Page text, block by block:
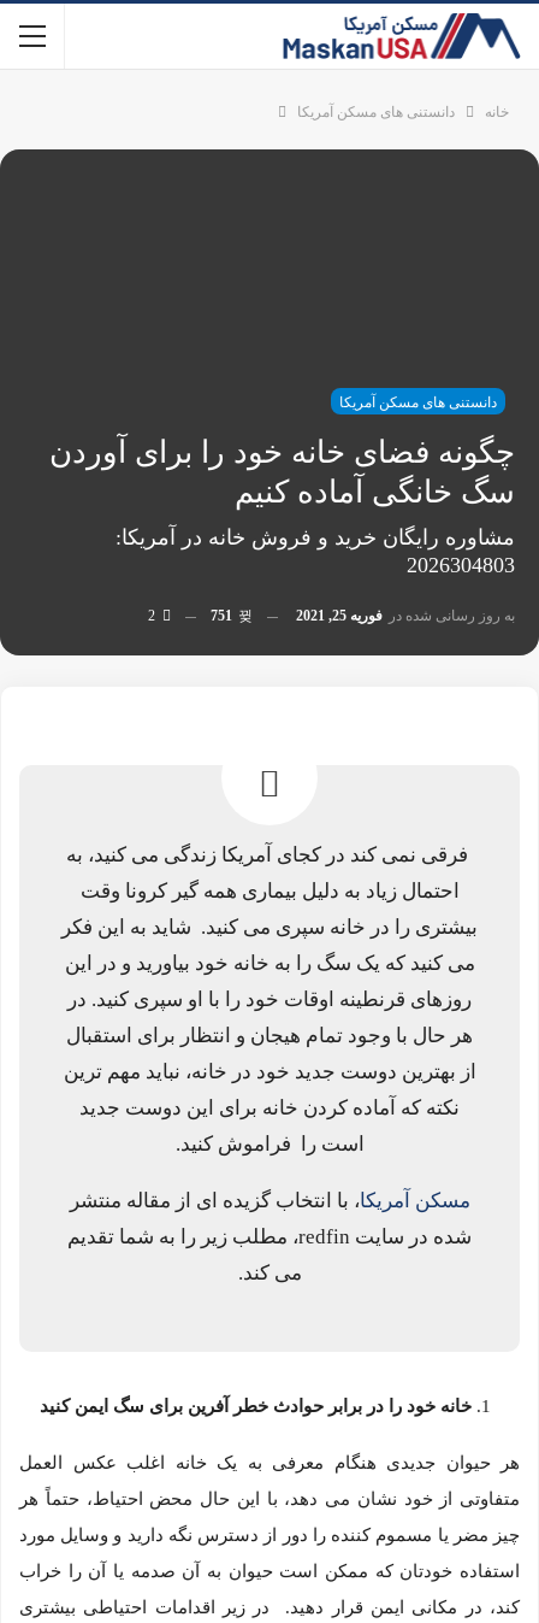
خانه دانستنی های مسکن آمریکا
دانستنی های مسکن آمریکا
چگونه فضای خانه خود را برای آوردن
سگ خانگی آماده کنیم
مشاوره رایگان خرید و فروش خانه در آمریکا:
2026304803
به روز رسانی شده در فوریه 25, 2021
فرقی نمی کند در کجای آمریکا زندگی می کنید، به
احتمال زیاد به دلیل بیماری همه گیر کرونا وقت
بیشتری را در خانه سپری می کنید. شاید به این فکر
می کنید که یک سگ را به خانه خود بیاورید و در این
روزهای قرنطینه اوقات خود را با او سپری کنید. در
هر حال با وجود تمام هیجان و انتظار برای استقبال
از بهترین دوست جدید خود در خانه، نباید مهم ترین
نکته که آماده کردن خانه برای این دوست جدید
است را فراموش کنید.
مسکن آمریکا، با انتخاب گزیده ای از مقاله منتشر
شده در سایت redfin، مطلب زیر را به شما تقدیم
می کند.
خانه خود را در برابر حوادث خطر آفرین برای سگ ایمن کنید
هر حیوان جدیدی هنگام معرفی به یک خانه اغلب عکس العمل
متفاوتی از خود نشان می دهد، با این حال محض احتیاط، حتماً هر
چیز مضر یا مسموم کننده را دور از دسترس نگه دارید و وسایل مورد
استفاده خودتان که ممکن است حیوان به آن صدمه یا آن را خراب
کند، در مکانی ایمن قرار دهید. در زیر اقدامات احتیاطی بیشتری